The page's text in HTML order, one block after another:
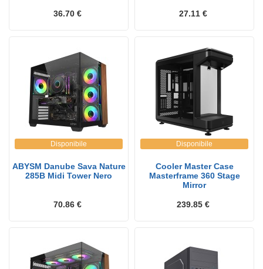
36.70 € 27.11 €
Disponibile
ABYSM Danube Sava Nature
285B Midi Tower Nero
70.86 €
Disponibile
Cooler Master Case
Masterframe 360 Stage
Mirror
239.85 €